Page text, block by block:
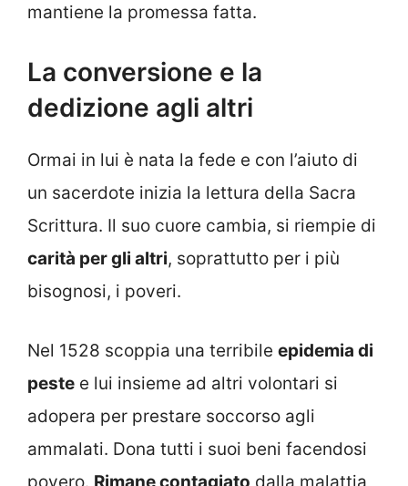
mantiene la promessa fatta.
La conversione e la
dedizione agli altri
Ormai in lui è nata la fede e con l’aiuto di
un sacerdote inizia la lettura della Sacra
Scrittura. Il suo cuore cambia, si riempie di
carità per gli altri, soprattutto per i più
bisognosi, i poveri.
Nel 1528 scoppia una terribile epidemia di
peste e lui insieme ad altri volontari si
adopera per prestare soccorso agli
ammalati. Dona tutti i suoi beni facendosi